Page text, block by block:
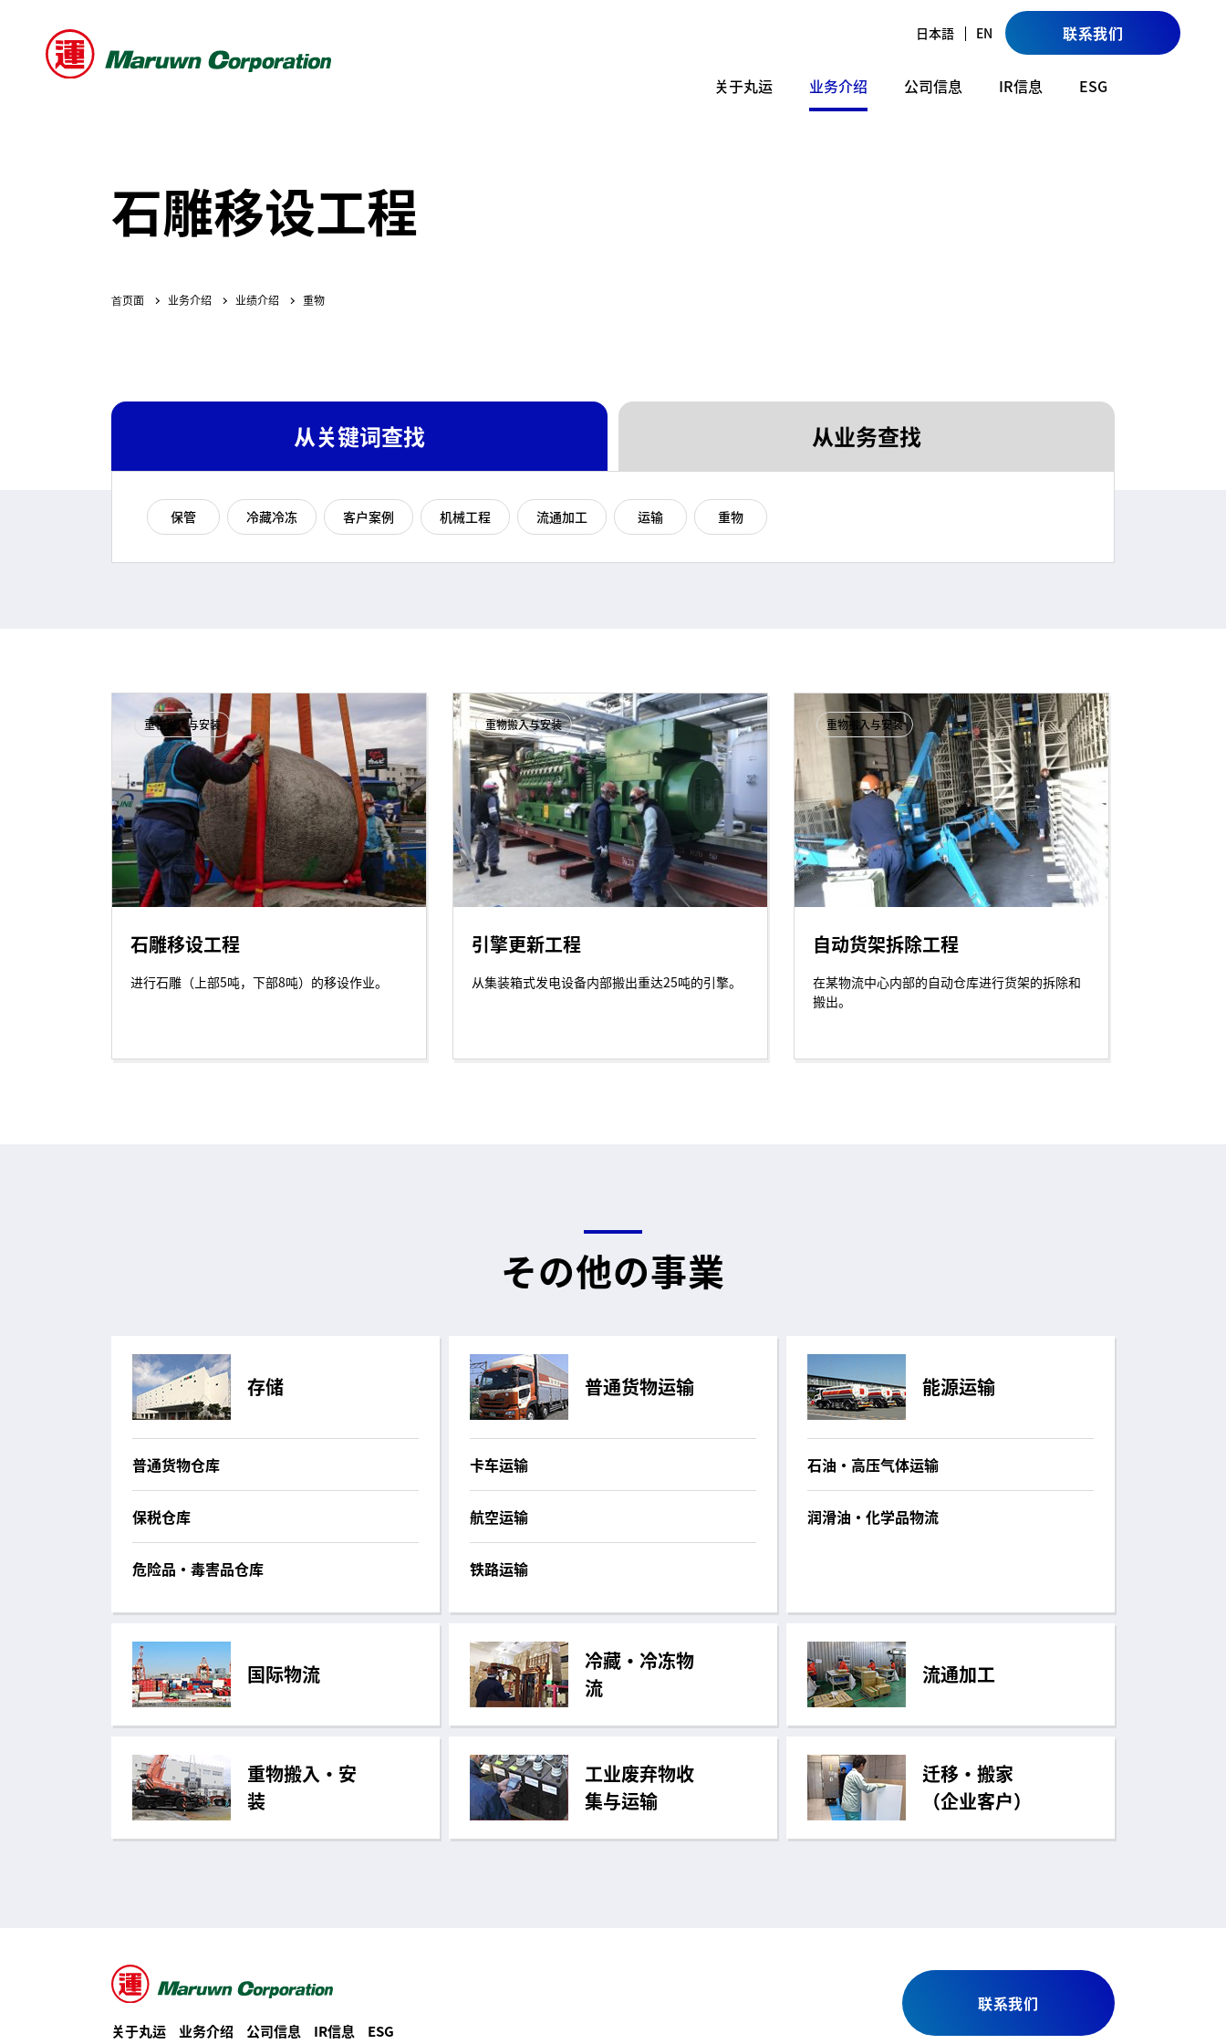
日本語 EN 联系我们
关于丸运 业务介绍 公司信息 IR信息 ESG
石雕移设工程
业务介绍 业绩介绍 重物
从关键词查找 从业务查找
保管 冷藏冷冻 客户案例 机械工程 流通加工 运输 重物
重物搬入与安装
石雕移设工程
进行石雕（上部5吨，下部8吨）的移设作业。
重物搬入与安装
引擎更新工程
从集装箱式发电设备内部搬出重达25吨的引擎。
重物搬入与安装
自动货架拆除工程
在某物流中心内部的自动仓库进行货架的拆除和
搬出。
その他の事業
存储
普通货物仓库
保税仓库
危险品・毒害品仓库
普通货物运输
卡车运输
航空运输
铁路运输
能源运输
石油・高压气体运输
润滑油・化学品物流
国际物流
冷藏・冷冻物
流
流通加工
重物搬入・安
装
工业废弃物收
集与运输
迁移・搬家
（企业客户）
关于丸运 业务介绍 公司信息 IR信息 ESG
联系我们